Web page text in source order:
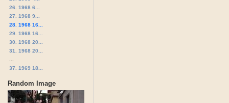
26. 1968 6...
27. 1968 9...
28. 1968 16...
29. 1968 16...
30. 1968 20...
31. 1968 20...
37. 1969 18...
Random Image